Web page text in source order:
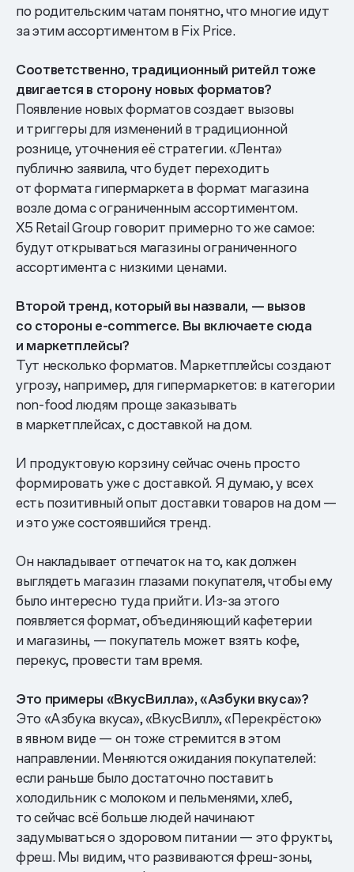
по родительским чатам понятно, что многие идут
за этим ассортиментом в Fix Price.
Соответственно, традиционный ритейл тоже
двигается в сторону новых форматов?
Появление новых форматов создает вызовы
и триггеры для изменений в традиционной
рознице, уточнения её стратегии. «Лента»
публично заявила, что будет переходить
от формата гипермаркета в формат магазина
возле дома с ограниченным ассортиментом.
Х5 Retail Group говорит примерно то же самое:
будут открываться магазины ограниченного
ассортимента с низкими ценами.
Второй тренд, который вы назвали, — вызов
со стороны e-commerce. Вы включаете сюда
и маркетплейсы?
Тут несколько форматов. Маркетплейсы создают
угрозу, например, для гипермаркетов: в категории
non-food людям проще заказывать
в маркетплейсах, с доставкой на дом.
И продуктовую корзину сейчас очень просто
формировать уже с доставкой. Я думаю, у всех
есть позитивный опыт доставки товаров на дом —
и это уже состоявшийся тренд.
Он накладывает отпечаток на то, как должен
выглядеть магазин глазами покупателя, чтобы ему
было интересно туда прийти. Из-за этого
появляется формат, объединяющий кафетерии
и магазины, — покупатель может взять кофе,
перекус, провести там время.
Это примеры «ВкусВилла», «Азбуки вкуса»?
Это «Азбука вкуса», «ВкусВилл», «Перекрёсток»
в явном виде — он тоже стремится в этом
направлении. Меняются ожидания покупателей:
если раньше было достаточно поставить
холодильник с молоком и пельменями, хлеб,
то сейчас всё больше людей начинают
задумываться о здоровом питании — это фрукты,
фреш. Мы видим, что развиваются фреш-зоны,